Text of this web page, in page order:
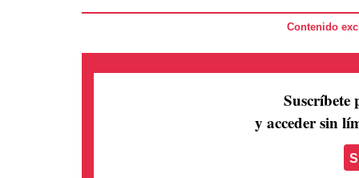
Contenido
Suscríbete
y acceder sin